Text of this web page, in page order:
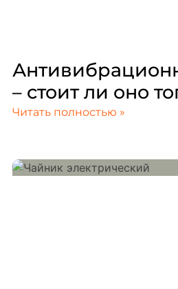
– стоит ли оно
Читать полностью »